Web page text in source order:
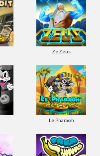
Ze Zeus
Le Pharaoh